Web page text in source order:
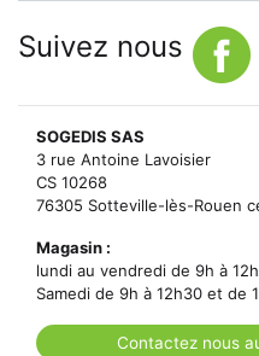
Suivez nous
SOGEDIS SAS
3 rue Antoine Lavoisier
CS 10268
76305 Sotteville-lès-Rouen
Magasin :
lundi au vendredi de 9h à
Samedi de 9h à 12h30 et de
Contactez nous